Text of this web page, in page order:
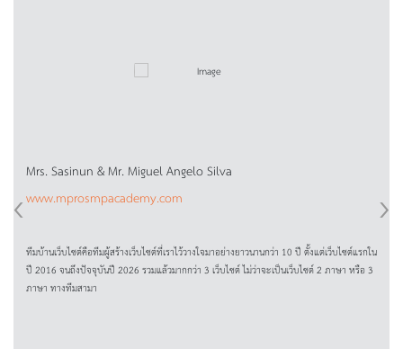
Mrs. Sasinun & Mr. Miguel Angelo Silva
www.mprosmpacademy.com
ทีมบ้านเว็บไซต์คือทีมผู้สร้างเว็บไซต์ที่เราไว้วางใจมาอย่างยาวนานกว่า 10 ปี ตั้งแต่เว็บไซต์แรกใน
ปี 2016 จนถึงปัจจุบันปี 2026 รวมแล้วมากกว่า 3 เว็บไซต์ ไม่ว่าจะเป็นเว็บไซต์ 2 ภาษา หรือ 3
ภาษา ทางทีมสามา
‹ ›